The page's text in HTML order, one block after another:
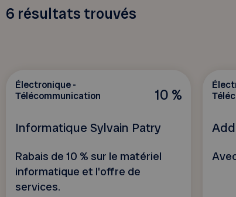
6 résultats trouvés
10 %
Électronique -
Télécommunication
Informatique Sylvain Patry
Rabais de 10 % sur le matériel
informatique et l'offre de
services.